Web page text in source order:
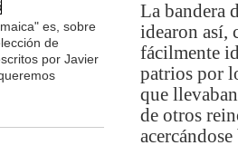
La bandera
idearon así,
fácilmente
patrios por
que
de otros
es, sobre
de
por Javier